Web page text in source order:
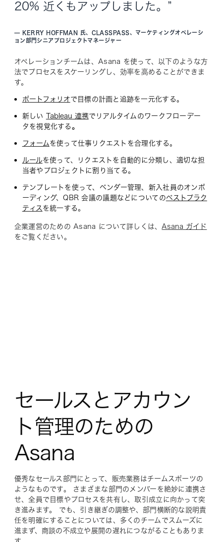
20% 近くもアップしました。”
— KERRY HOFFMAN 氏、CLASSPASS、マーケティングオペレーシ
ョン部門シニアプロジェクトマネージャー
オペレーションチームは、Asana を使って、以下のような方
法でプロセスをスケーリングし、効率を高めることができま
す。
ポートフォリオで目標の計画と追跡を一元化する。
新しい Tableau 連携でリアルタイムのワークフローデー
タを視覚化する 。
フォーム を使って仕事リクエストを合理化する。
ルールを使って、リクエストを自動的に分類し、適切な担
当者やプロジェクトに割り当てる。
テンプレートを使って、ベンダー管理、新入社員のオンボ
ーディング、QBR 会議の議題などについてのベストプラク
ティス を統一する。
企業運営のための Asana について詳しくは、 Asana ガイド
をご覧ください。
セールスとアカウン
ト管理のための
Asana
優秀なセールス部門にとって、販売業務はチームスポーツの
ようなものです。 さまざまな部門のメンバーを絶妙に連携さ
せ、全員で目標やプロセスを共有し、取引成立に向かって突
き進みます。 でも、引き継ぎの調整や、部門横断的な説明責
任を明確にすることについては、多くのチームでスムーズに
進まず、商談の不成立や展開の遅れにつながることもありま